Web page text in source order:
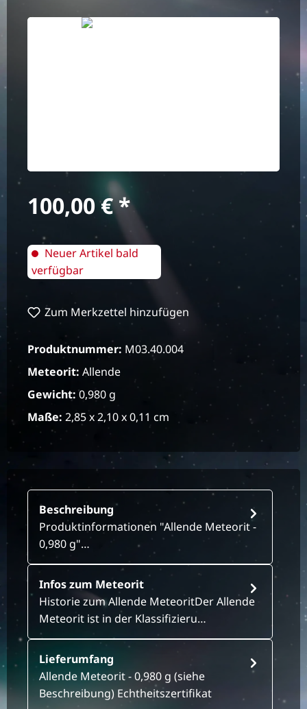
Bildergalerie überspringen
Regulärer Preis:
100,00 €
Neuer Artikel bald
verfügbar
Zum Merkzettel hinzufügen
Produktnummer: M03.40.004
Meteorit: Allende
Gewicht:0,980 g
Maße: 2,85 x 2,10 x 0,11 cm
Beschreibung
Produktinformationen "Allende Meteorit -
0,980 g"…
Infos zum Meteorit
Historie zum Allende MeteoritDer Allende
Meteorit ist in der Klassifizieru…
Lieferumfang
Allende Meteorit - 0,980 g (siehe
Beschreibung) Echtheitszertifikat